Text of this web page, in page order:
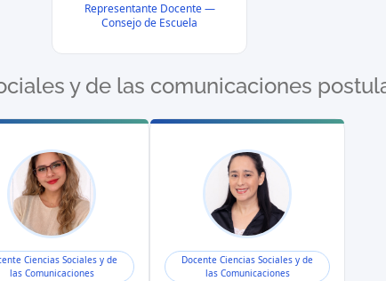
Representante Docente —
Consejo de Escuela
y de las comunicaciones
Ciencias Sociales y de
las Comunicaciones
Docente Ciencias Sociales y de
las Comunicaciones